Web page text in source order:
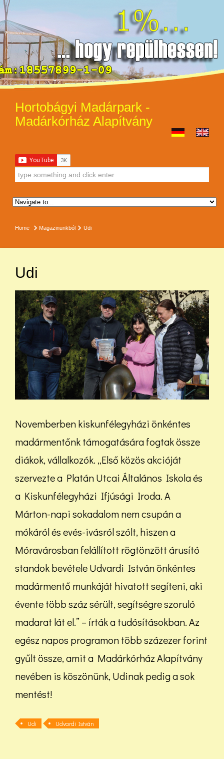
Hortobágyi Madárpark -
Madárkórház Alapítvány
Home Magazinunkból Udi
Udi
Novemberben kiskunfélegyházi önkéntes
madármentőnk támogatására fogtak össze
diákok, vállalkozók. „Első közös akcióját
szervezte a Platán Utcai Általános Iskola és
a Kiskunfélegyházi Ifjúsági Iroda. A
Márton-napi sokadalom nem csupán a
mókáról és evés-ivásról szólt, hiszen a
Móravárosban felállított rögtönzött árusító
standok bevétele Udvardi István önkéntes
madármentő munkáját hivatott segíteni, aki
évente több száz sérült, segítségre szoruló
madarat lát el.” – írták a tudósításokban. Az
egész napos programon több százezer forint
gyűlt össze, amit a Madárkórház Alapítvány
nevében is köszönünk, Udinak pedig a sok
mentést!
Udi Udvardi István